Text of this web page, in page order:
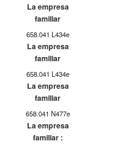
La empresa
familiar
658.041 L434e
La empresa
familiar
658.041 L434e
La empresa
familiar
658.041 N477e
La empresa
familiar :